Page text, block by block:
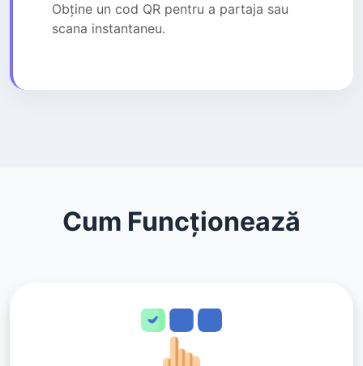
Obține un cod QR pentru a partaja sau
scana instantaneu.
Cum Funcționează